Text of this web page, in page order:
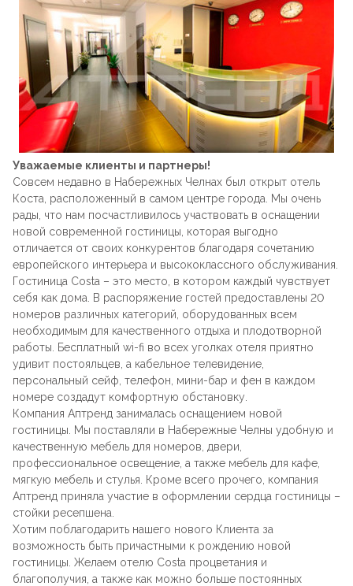
Уважаемые клиенты и партнеры!
Совсем недавно в Набережных Челнах был открыт отель
Коста, расположенный в самом центре города. Мы очень
рады, что нам посчастливилось участвовать в оснащении
новой современной гостиницы, которая выгодно
отличается от своих конкурентов благодаря сочетанию
европейского интерьера и высококлассного обслуживания.
Гостиница Costa – это место, в котором каждый чувствует
себя как дома. В распоряжение гостей предоставлены 20
номеров различных категорий, оборудованных всем
необходимым для качественного отдыха и плодотворной
работы. Бесплатный wi-fi во всех уголках отеля приятно
удивит постояльцев, а кабельное телевидение,
персональный сейф, телефон, мини-бар и фен в каждом
номере создадут комфортную обстановку.
Компания Аптренд занималась оснащением новой
гостиницы. Мы поставляли в Набережные Челны удобную и
качественную мебель для номеров, двери,
профессиональное освещение, а также мебель для кафе,
мягкую мебель и стулья. Кроме всего прочего, компания
Аптренд приняла участие в оформлении сердца гостиницы –
стойки ресепшена.
Хотим поблагодарить нашего нового Клиента за
возможность быть причастными к рождению новой
гостиницы. Желаем отелю Costa процветания и
благополучия, а также как можно больше постоянных
Барные
Под старину
Для летнего кафе
На металлокаркасе
Пластиковые
Банкетные
Круглые
Лофт
Для фудкорта
Конференц-столы
Квадратные
На одной ножке
Дизайнерские
Мягкие
Барные
Банкетные
Для фудкорта
Для гостиниц
Конференц-стулья
Для летнего кафе
Лофт
Для общепита
Складные стулья
Складные столы
Стойки
Предметы интерьера
Подушки
Скамейки
Сцены и танцполы
Урны для фудкорта
Пластиковая мебель